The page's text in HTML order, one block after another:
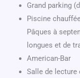
Grand parking
Piscine
Pâques à
longues et de
American-Bar
Salle de